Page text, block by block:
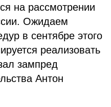
на рассмотрении
Ожидаем
в сентябре этого
реализовать
зампред
Антон